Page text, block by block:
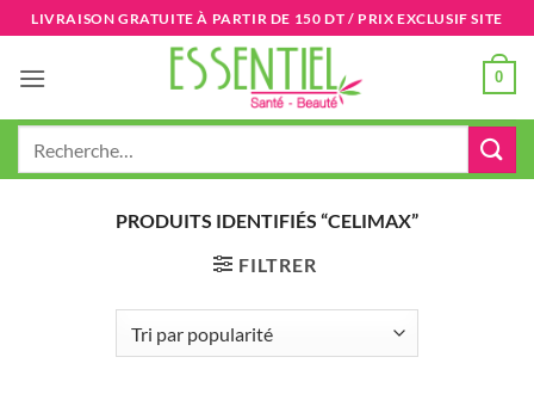
Passer
au
contenu
LIVRAISON GRATUITE À PARTIR DE 150 DT / PRIX EXCLUSIF SITE
0
PRODUITS IDENTIFIÉS “CELIMAX”
FILTRER